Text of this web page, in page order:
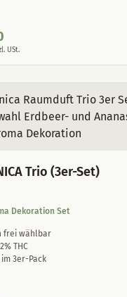
USt.
Trio (3er-Set)
Dekoration Set
frei wählbar
THC
3er-Pack